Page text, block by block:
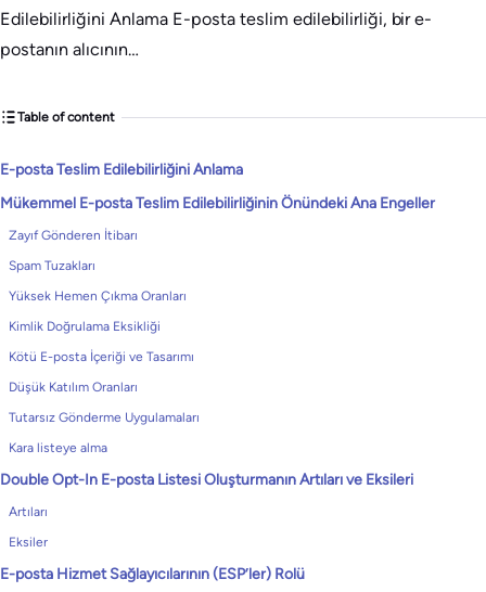
Edilebilirliğini Anlama E-posta teslim edilebilirliği, bir e-
postanın alıcının…
Table of content
E-posta Teslim Edilebilirliğini Anlama
Mükemmel E-posta Teslim Edilebilirliğinin Önündeki Ana Engeller
Zayıf Gönderen İtibarı
Spam Tuzakları
Yüksek Hemen Çıkma Oranları
Kimlik Doğrulama Eksikliği
Kötü E-posta İçeriği ve Tasarımı
Düşük Katılım Oranları
Tutarsız Gönderme Uygulamaları
Kara listeye alma
Double Opt-In E-posta Listesi Oluşturmanın Artıları ve Eksileri
Artıları
Eksiler
E-posta Hizmet Sağlayıcılarının (ESP’ler) Rolü